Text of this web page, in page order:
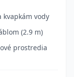
vody
(2.9 m)
prostredia